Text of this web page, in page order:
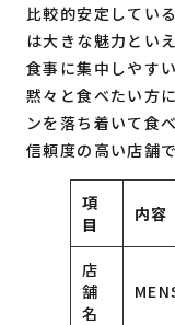
比較的安定してい
は大きな魅力とい
食事に集中しやす
黙々と食べたい方
ンを落ち着いて食
信頼度の高い店舗で
項
目
内容
店
舗
名